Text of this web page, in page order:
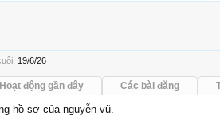
19/6/26
Hoạt động gần đây Các bài đăng
hồ sơ của nguyễn vũ.